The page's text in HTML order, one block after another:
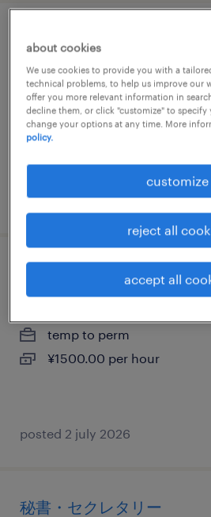
流通・サービス系のその
ク・事務
埼玉県さいたま市浦和区, 埼
contract
¥1500.00 per hour
posted 4 december 2024
その他オフィスワーク・
temp to perm
¥1500.00 per hour
posted 2 july 2026
秘書・セクレタリー
about cookies
We use cookies to provide you with a
technical problems, to help us improve our
offer you more relevant information in
decline them, or click "customize" to specify
change your options at any time. More
policy.
customize
reject all
accept all